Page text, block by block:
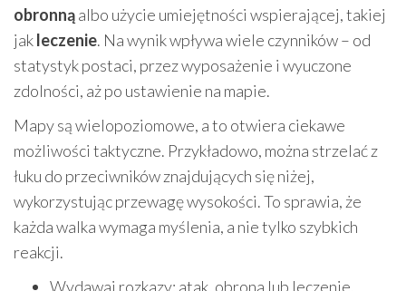
obronnąalbo użycie umiejętności wspierającej, takiej
jakleczenie. Na wynik wpływa wiele czynników – od
statystyk postaci, przez wyposażenie i wyuczone
zdolności, aż po ustawienie na mapie.
Mapy są wielopoziomowe, a to otwiera ciekawe
możliwości taktyczne. Przykładowo, można strzelać z
łuku do przeciwników znajdujących się niżej,
wykorzystując przewagę wysokości. To sprawia, że
każda walka wymaga myślenia, a nie tylko szybkich
reakcji.
Wydawaj rozkazy: atak, obrona lub leczenie.